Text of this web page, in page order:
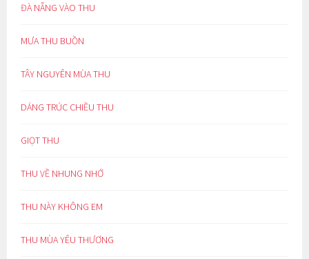
ĐÀ NẴNG VÀO THU
MƯA THU BUỒN
TÂY NGUYÊN MÙA THU
DÁNG TRÚC CHIỀU THU
GIỌT THU
THU VỀ NHUNG NHỚ
THU NÀY KHÔNG EM
THU MÙA YÊU THƯƠNG